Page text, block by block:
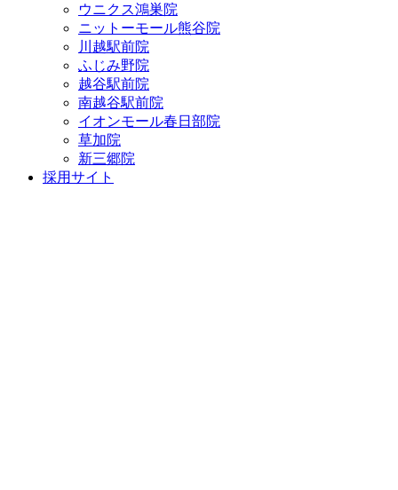
ウニクス鴻巣院
ニットーモール熊谷院
川越駅前院
ふじみ野院
越谷駅前院
南越谷駅前院
イオンモール春日部院
草加院
新三郷院
採用サイト